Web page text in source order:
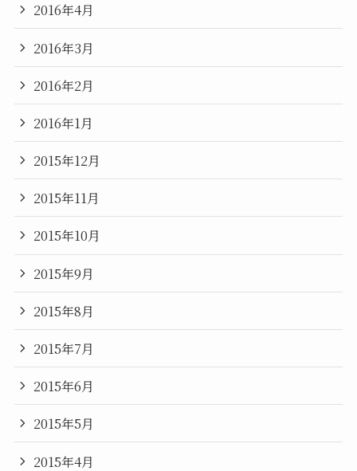
2016年4月
2016年3月
2016年2月
2016年1月
2015年12月
2015年11月
2015年10月
2015年9月
2015年8月
2015年7月
2015年6月
2015年5月
2015年4月